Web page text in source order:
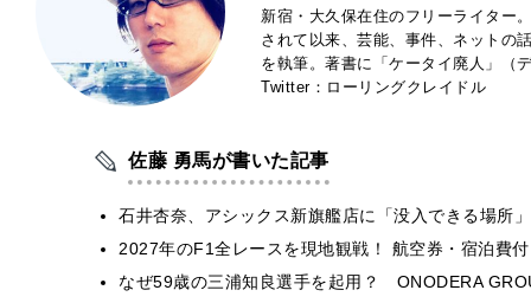
新宿・大久保在住のフリーライター
されて以来、芸能、事件、ネットの
を執筆。著書に「ケータイ廃人」（
Twitter：ローリングクレイドル
佐藤 勇馬が書いた記事
石井杏奈、アシックス新旗艦店に「没入できる場所
2027年のF1全レースを現地観戦！ 航空券・宿泊費
なぜ59歳の三浦知良選手を起用？ ONODERA